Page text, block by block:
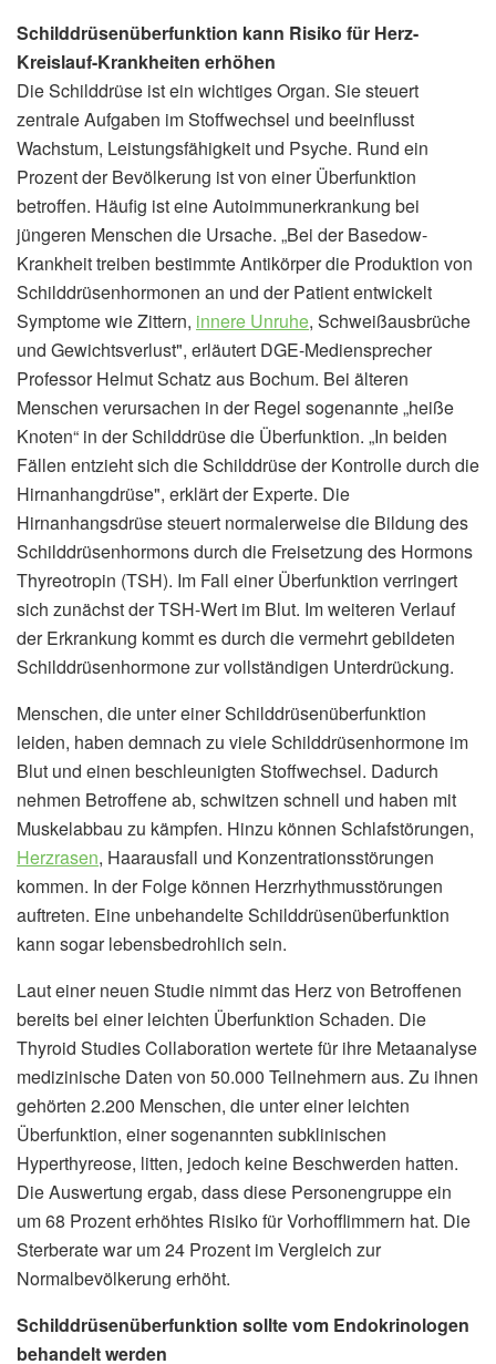
Schilddrüsenüberfunktion kann Risiko für Herz-
Kreislauf-Krankheiten erhöhen
Die Schilddrüse ist ein wichtiges Organ. Sie steuert
zentrale Aufgaben im Stoffwechsel und beeinflusst
Wachstum, Leistungsfähigkeit und Psyche. Rund ein
Prozent der Bevölkerung ist von einer Überfunktion
betroffen. Häufig ist eine Autoimmunerkrankung bei
jüngeren Menschen die Ursache. „Bei der Basedow-
Krankheit treiben bestimmte Antikörper die Produktion von
Schilddrüsenhormonen an und der Patient entwickelt
Symptome wie Zittern, innere Unruhe, Schweißausbrüche
und Gewichtsverlust", erläutert DGE-Mediensprecher
Professor Helmut Schatz aus Bochum. Bei älteren
Menschen verursachen in der Regel sogenannte „heiße
Knoten“ in der Schilddrüse die Überfunktion. „In beiden
Fällen entzieht sich die Schilddrüse der Kontrolle durch die
Hirnanhangdrüse", erklärt der Experte. Die
Hirnanhangsdrüse steuert normalerweise die Bildung des
Schilddrüsenhormons durch die Freisetzung des Hormons
Thyreotropin (TSH). Im Fall einer Überfunktion verringert
sich zunächst der TSH-Wert im Blut. Im weiteren Verlauf
der Erkrankung kommt es durch die vermehrt gebildeten
Schilddrüsenhormone zur vollständigen Unterdrückung.
Menschen, die unter einer Schilddrüsenüberfunktion
leiden, haben demnach zu viele Schilddrüsenhormone im
Blut und einen beschleunigten Stoffwechsel. Dadurch
nehmen Betroffene ab, schwitzen schnell und haben mit
Muskelabbau zu kämpfen. Hinzu können Schlafstörungen,
Herzrasen, Haarausfall und Konzentrationsstörungen
kommen. In der Folge können Herzrhythmusstörungen
auftreten. Eine unbehandelte Schilddrüsenüberfunktion
kann sogar lebensbedrohlich sein.
Laut einer neuen Studie nimmt das Herz von Betroffenen
bereits bei einer leichten Überfunktion Schaden. Die
Thyroid Studies Collaboration wertete für ihre Metaanalyse
medizinische Daten von 50.000 Teilnehmern aus. Zu ihnen
gehörten 2.200 Menschen, die unter einer leichten
Überfunktion, einer sogenannten subklinischen
Hyperthyreose, litten, jedoch keine Beschwerden hatten.
Die Auswertung ergab, dass diese Personengruppe ein
um 68 Prozent erhöhtes Risiko für Vorhofflimmern hat. Die
Sterberate war um 24 Prozent im Vergleich zur
Normalbevölkerung erhöht.
Schilddrüsenüberfunktion sollte vom Endokrinologen
behandelt werden